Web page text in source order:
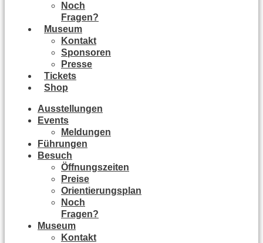
Noch
Fragen?
Museum
Kontakt
Sponsoren
Presse
Tickets
Shop
Ausstellungen
Events
Meldungen
Führungen
Besuch
Öffnungszeiten
Preise
Orientierungsplan
Noch
Fragen?
Museum
Kontakt